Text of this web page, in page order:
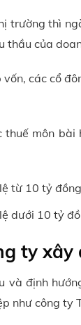
trường thì
thầu của
vốn, các cổ
môn bài
từ 10 tỷ
dưới 10 tỷ
ty xây
và định
như công ty